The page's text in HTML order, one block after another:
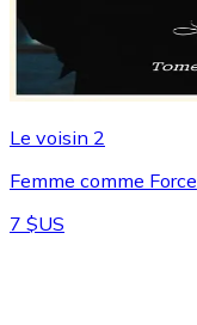
Le voisin 2
Femme comme Force
7 $US